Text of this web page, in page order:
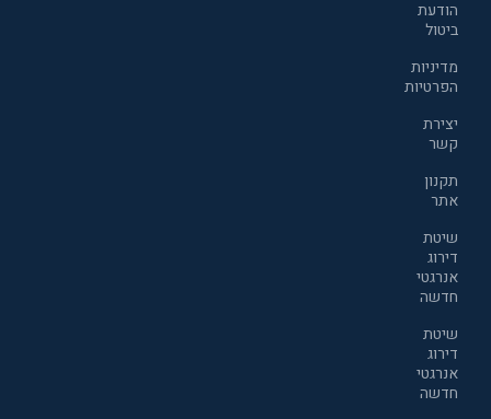
הודעת
ביטול
מדיניות
הפרטיות
יצירת
קשר
תקנון
אתר
שיטת
דירוג
אנרגטי
חדשה
שיטת
דירוג
אנרגטי
חדשה